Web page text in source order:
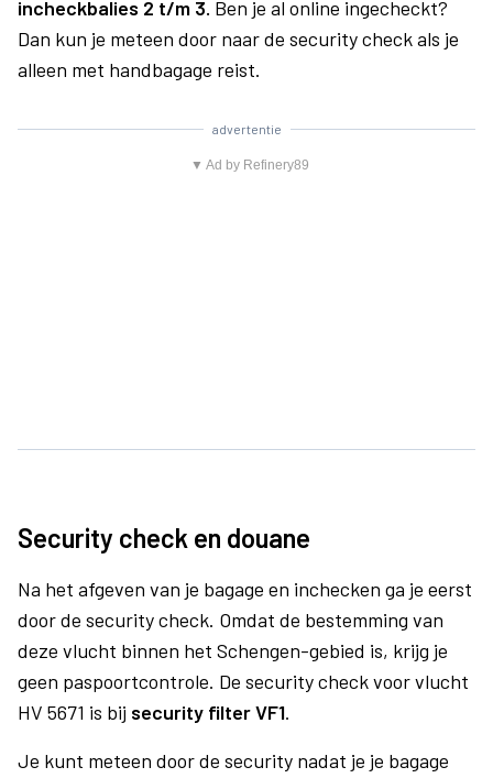
incheckbalies 2 t/m 3. Ben je al online ingecheckt?
Dan kun je meteen door naar de security check als je
alleen met handbagage reist.
advertentie
▼ Ad by Refinery89
Security check en douane
Na het afgeven van je bagage en inchecken ga je eerst
door de security check. Omdat de bestemming van
deze vlucht binnen het Schengen-gebied is, krijg je
geen paspoortcontrole. De security check voor vlucht
HV 5671 is bij security filter VF1.
Je kunt meteen door de security nadat je je bagage